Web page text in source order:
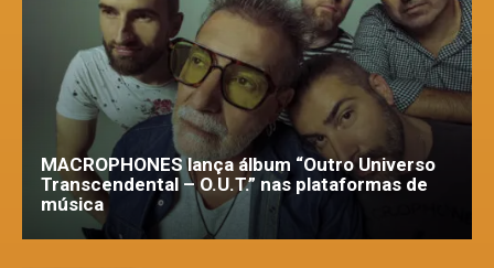
MACROPHONES lança álbum “Outro Universo
Transcendental – O.U.T.” nas plataformas de
música